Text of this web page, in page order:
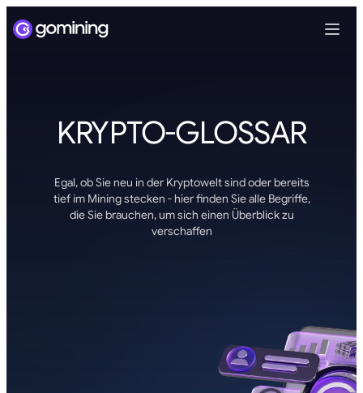
KRYPTO-GLOSSAR
Egal, ob Sie neu in der Kryptowelt sind oder bereits
tief im Mining stecken - hier finden Sie alle Begriffe,
die Sie brauchen, um sich einen Überblick zu
verschaffen